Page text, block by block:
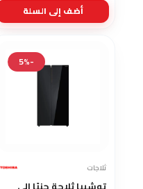
أضف إلى السلة
-5%
ثلاجات